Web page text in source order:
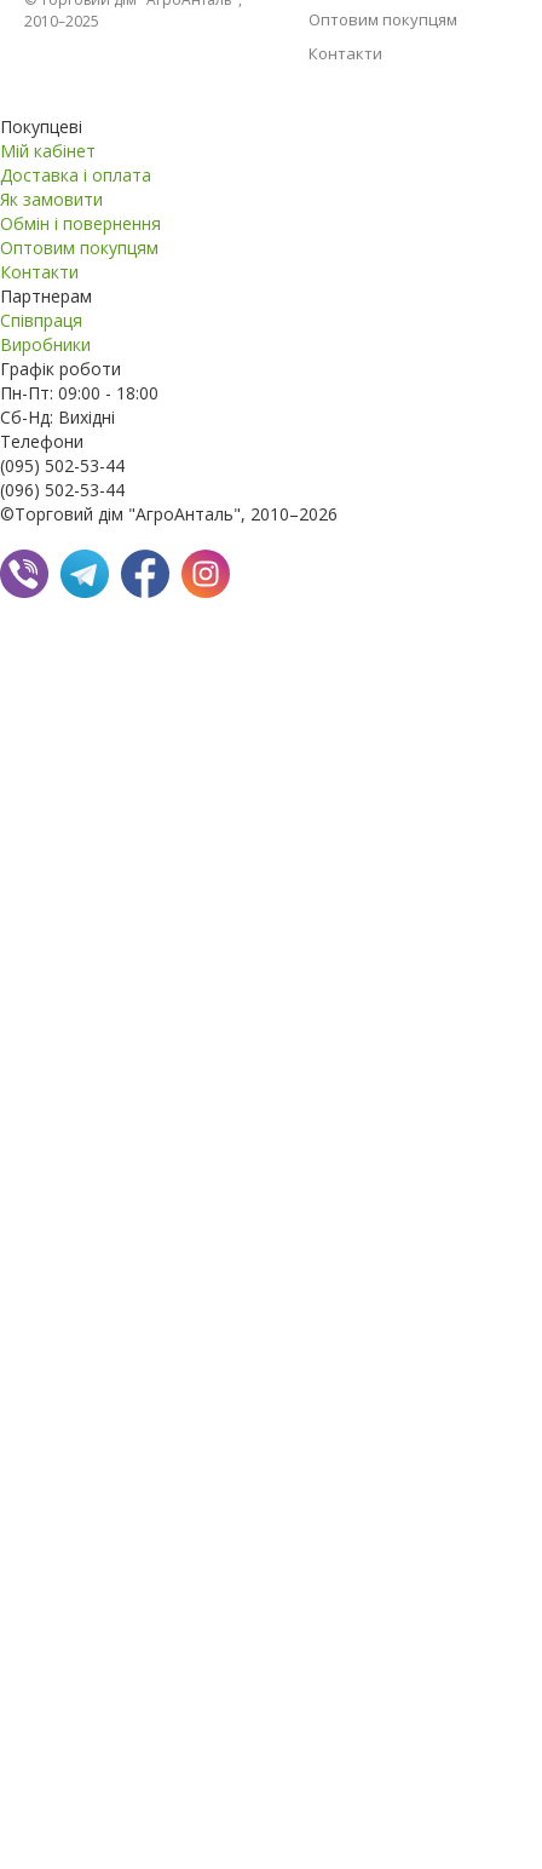
2010–2025
Оптовим покупцям
Контакти
Покупцеві
Мій кабінет
Доставка і оплата
Як замовити
Обмін і повернення
Оптовим покупцям
Контакти
Партнерам
Співпраця
Виробники
Графік роботи
Пн-Пт: 09:00 - 18:00
Сб-Нд: Вихідні
Телефони
(095) 502-53-44
(096) 502-53-44
©Торговий дім "АгроАнталь", 2010–2026